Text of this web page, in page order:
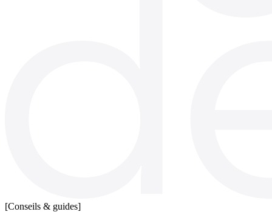
[Conseils & guides]